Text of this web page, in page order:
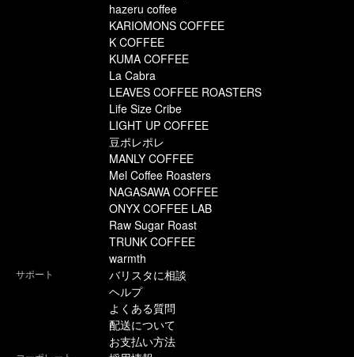
hazeru coffee
KARIOMONS COFFEE
K COFFEE
KUMA COFFEE
La Cabra
LEAVES COFFEE ROASTERS
Life Size Cribe
LIGHT UP COFFEE
豆ポレポレ
MANLY COFFEE
Mel Coffee Roasters
NAGASAWA COFFEE
ONYX COFFEE LAB
Raw Sugar Roast
TRUNK COFFEE
warmth
サポート
バリスタに相談
ヘルプ
よくある質問
配送について
お支払い方法